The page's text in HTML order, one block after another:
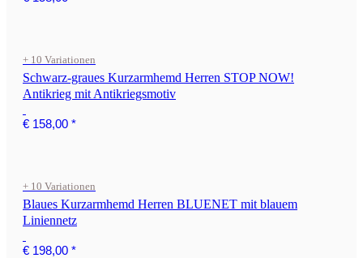
+ 10 Variationen
Schwarz-graues Kurzarmhemd Herren STOP NOW!
Antikrieg mit Antikriegsmotiv
€ 158,00 *
+ 10 Variationen
Blaues Kurzarmhemd Herren BLUENET mit blauem
Liniennetz
€ 198,00 *